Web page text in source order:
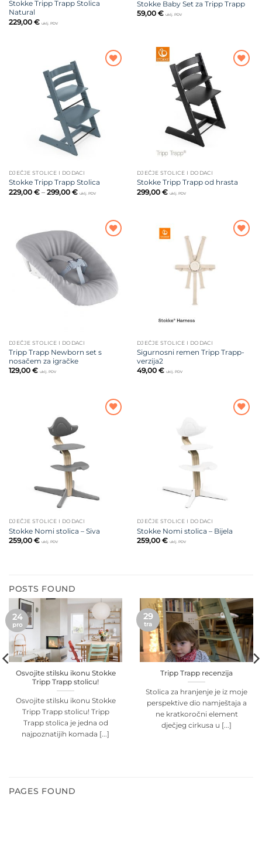
Stokke Tripp Trapp Stolica
Natural
229,00 € uklj. PDV
Stokke Baby Set za Tripp Trapp
59,00 € uklj. PDV
DJEČJE STOLICE I DODACI
Stokke Tripp Trapp Stolica
229,00 € – 299,00 €Raspon
cijena:
299,00 €
uklj. PDV
DJEČJE STOLICE I DODACI
Stokke Tripp Trapp od hrasta
299,00 € uklj. PDV
na listu
želja
DJEČJE STOLICE I DODACI
Tripp Trapp Newborn set s
nosačem za igračke
129,00 € uklj. PDV
DJEČJE STOLICE I DODACI
Sigurnosni remen Tripp Trapp-
verzija2
49,00 € uklj. PDV
DJEČJE STOLICE I DODACI
Stokke Nomi stolica – Siva
259,00 € uklj. PDV
DJEČJE STOLICE I DODACI
Stokke Nomi stolica – Bijela
259,00 € uklj. PDV
POSTS FOUND
Osvojite stilsku ikonu Stokke
Tripp Trapp stolicu!
Osvojite stilsku ikonu Stokke
Tripp Trapp stolicu! Tripp
Trapp stolica je jedna od
najpoznatijih komada [...]
24
pro
Tripp Trapp recenzija
Stolica za hranjenje je iz moje
perspektive dio namještaja a
ne kratkoročni element
dječjeg cirkusa u [...]
29
tra
PAGES FOUND